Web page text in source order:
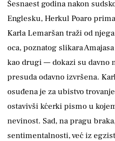
Šesnaest godina nakon
Englesku, Herkul Poaro
Karla Lemaršan traži od
oca, poznatog slikara
kao drugi — dokazi su davno
presuda odavno izvršena.
osuđena je za ubistvo
ostavivši kćerki pismo u
nevinost. Sad, na pragu
sentimentalnosti, već iz